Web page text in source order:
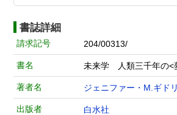
書誌詳細
請求記号 204/00313/
書名 未来学 人類三千年の<
著者名 ジェニファー・M.ギド
出版者 白水社